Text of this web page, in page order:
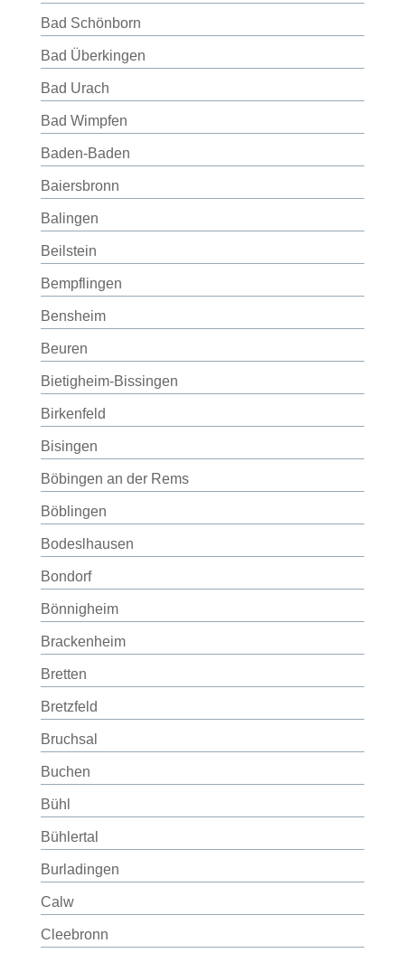
Bad Schönborn
Bad Überkingen
Bad Urach
Bad Wimpfen
Baden-Baden
Baiersbronn
Balingen
Beilstein
Bempflingen
Bensheim
Beuren
Bietigheim-Bissingen
Birkenfeld
Bisingen
Böbingen an der Rems
Böblingen
Bodeslhausen
Bondorf
Bönnigheim
Brackenheim
Bretten
Bretzfeld
Bruchsal
Buchen
Bühl
Bühlertal
Burladingen
Calw
Cleebronn